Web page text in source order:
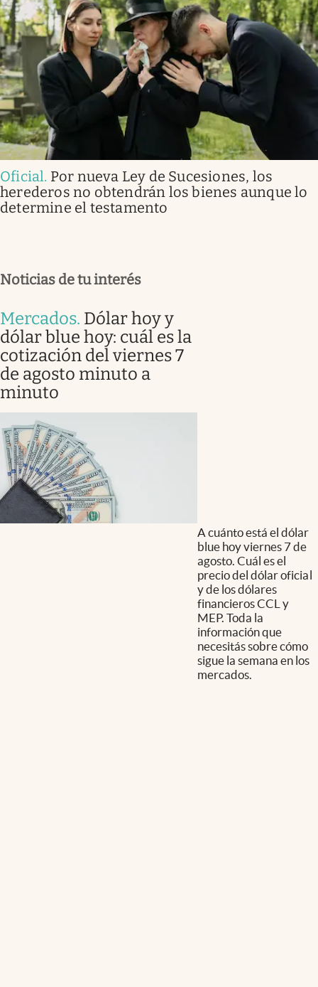
Oficial. Por nueva Ley de Sucesiones, los
herederos no obtendrán los bienes aunque lo
determine el testamento
Noticias de tu interés
Mercados. Dólar hoy y
dólar blue hoy: cuál es la
cotización del viernes 7
de agosto minuto a
minuto
A cuánto está el dólar
blue hoy viernes 7 de
agosto. Cuál es el
precio del dólar oficial
y de los dólares
financieros CCL y
MEP. Toda la
información que
necesitás sobre cómo
sigue la semana en los
mercados.